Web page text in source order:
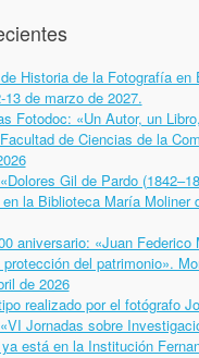
Historia de la Fotografía en
13 de marzo de 2027.
Fotodoc: «Un Autor, un
de Ciencias de la
Gil de Pardo
la Biblioteca María Moliner
aniversario: «Juan Federico
del patrimonio».
de 2026
realizado por el fotógrafo
Jornadas sobre
está en la Institución